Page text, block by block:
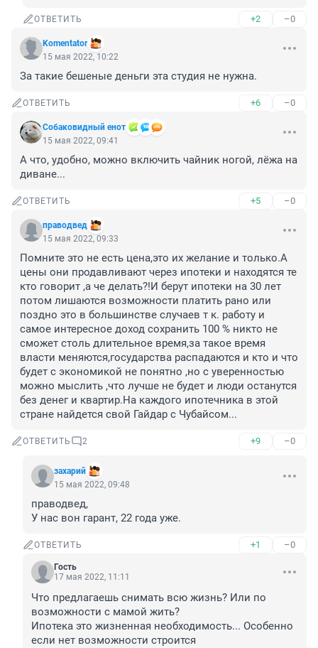
ОТВЕТИТЬ +2 –0
Komentator
15 мая 2022, 10:22
За такие бешеные деньги эта студия не нужна.
ОТВЕТИТЬ +6 –0
Собаковидный енот
15 мая 2022, 09:41
А что, удобно, можно включить чайник ногой, лёжа на
диване...
ОТВЕТИТЬ +5 –0
праводвед
15 мая 2022, 09:33
Помните это не есть цена,это их желание и только.А
цены они продавливают через ипотеки и находятся те
кто говорит ,а че делать?!И берут ипотеки на 30 лет
потом лишаются возможности платить рано или
поздно это в большинстве случаев т к. работу и
самое интересное доход сохранить 100 % никто не
сможет столь длительное время,за такое время
власти меняются,государства распадаются и кто и что
будет с экономикой не понятно ,но с уверенностью
можно мыслить ,что лучше не будет и люди останутся
без денег и квартир.На каждого ипотечника в этой
стране найдется свой Гайдар с Чубайсом...
ОТВЕТИТЬ 2 +9 –0
захарий
15 мая 2022, 09:48
праводвед,
У нас вон гарант, 22 года уже.
ОТВЕТИТЬ +1 –0
Гость
17 мая 2022, 11:11
Что предлагаешь снимать всю жизнь? Или по
возможности с мамой жить?
Ипотека это жизненная необходимость... Особенно
если нет возможности строится